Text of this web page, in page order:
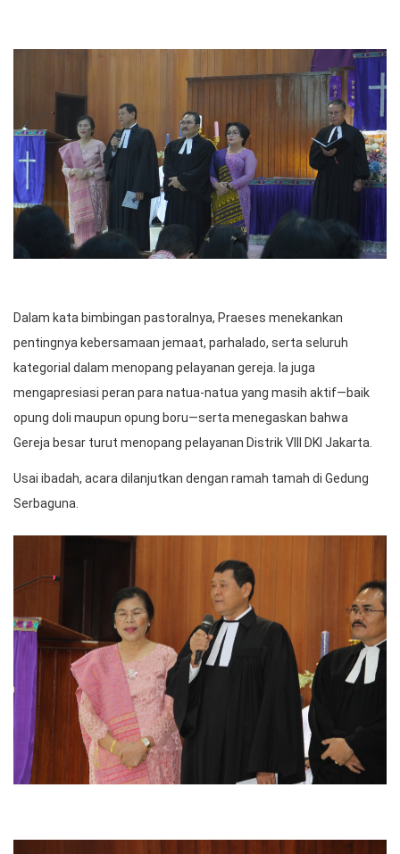
Dalam kata bimbingan pastoralnya, Praeses menekankan
pentingnya kebersamaan jemaat, parhalado, serta seluruh
kategorial dalam menopang pelayanan gereja. Ia juga
mengapresiasi peran para natua-natua yang masih aktif—baik
opung doli maupun opung boru—serta menegaskan bahwa
Gereja besar turut menopang pelayanan Distrik VIII DKI Jakarta.
Usai ibadah, acara dilanjutkan dengan ramah tamah di Gedung
Serbaguna.